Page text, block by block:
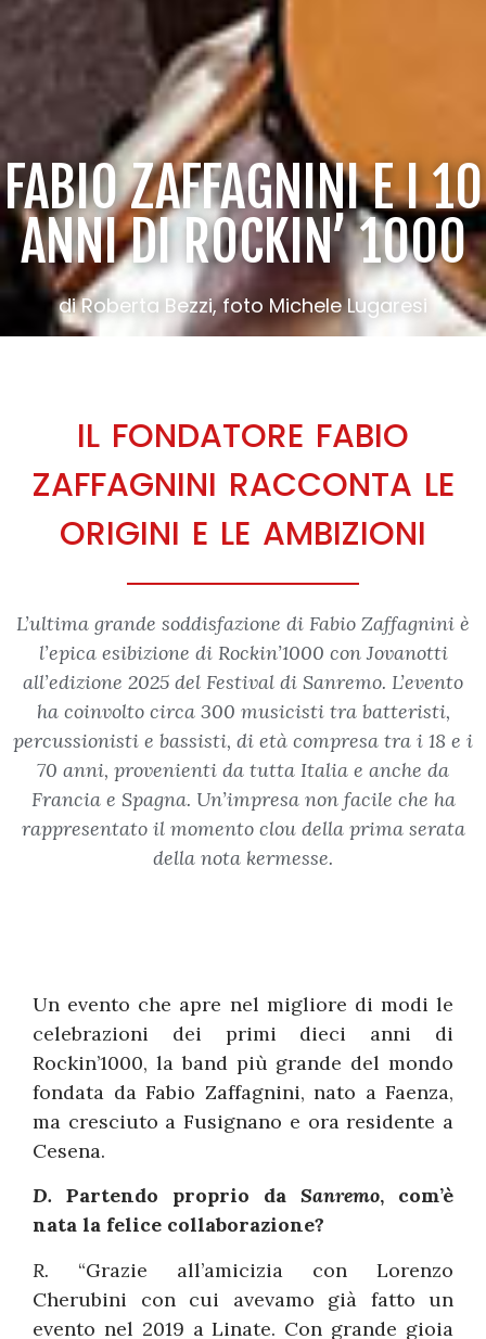
FABIO ZAFFAGNINI E I 10
ANNI DI ROCKIN’ 1000
di Roberta Bezzi, foto Michele Lugaresi
IL FONDATORE FABIO
ZAFFAGNINI RACCONTA LE
ORIGINI E LE AMBIZIONI
L’ultima grande soddisfazione di Fabio Zaffagnini è
l’epica esibizione di Rockin’1000 con Jovanotti
all’edizione 2025 del Festival di Sanremo. L’evento
ha coinvolto circa 300 musicisti tra batteristi,
percussionisti e bassisti, di età compresa tra i 18 e i
70 anni, provenienti da tutta Italia e anche da
Francia e Spagna. Un’impresa non facile che ha
rappresentato il momento clou della prima serata
della nota kermesse.
Un evento che apre nel migliore di modi le
celebrazioni dei primi dieci anni di
Rockin’1000, la band più grande del mondo
fondata da Fabio Zaffagnini, nato a Faenza,
ma cresciuto a Fusignano e ora residente a
Cesena.
D. Partendo proprio da Sanremo, com’è
nata la felice collaborazione?
R. “Grazie all’amicizia con Lorenzo
Cherubini con cui avevamo già fatto un
evento nel 2019 a Linate. Con grande gioia